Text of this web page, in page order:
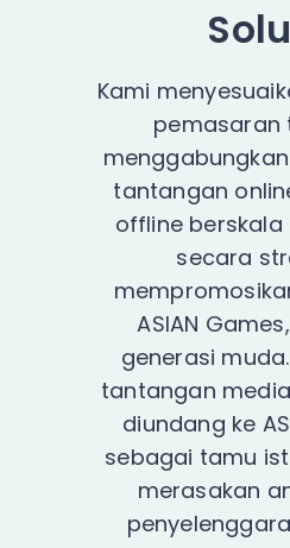
Kami
pemasaran
tantangan
offline berskala
secara
ASIAN
generasi
tantangan
diundang ke
sebagai tamu
merasakan